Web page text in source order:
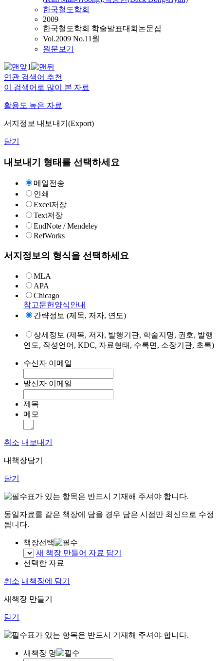
한국철도학회
2009
한국철도학회 학술발표대회논문집
Vol.2009 No.11월
원문보기
1
연관 검색어 추천
이 검색어로 많이 본 자료
활용도 높은 자료
서지정보 내보내기(Export)
닫기
내보내기 형태를 선택하세요
메일전송
인쇄
Excel저장
Text저장
EndNote / Mendeley
RefWorks
서지정보의 형식을 선택하세요
MLA
APA
Chicago
참고문헌양식안내
간략정보 (제목, 저자, 연도)
상세정보 (제목, 저자, 발행기관, 학술지명, 권호, 발행
연도, 작성언어, KDC, 자료형태, 수록면, 소장기관, 초록)
수신자 이메일
발신자 이메일
제목
메모
취소 내보내기
내책장담기
닫기
표가 있는 항목은 반드시 기재해 주셔야 합니다.
동일자료를 같은 책장에 담을 경우 담은 시점만 최신으로 수정
됩니다.
책장선택
새 책장 만들어 자료 담기
선택한 자료
취소 내책장에 담기
새책장 만들기
닫기
표가 있는 항목은 반드시 기재해 주셔야 합니다.
새책장 명